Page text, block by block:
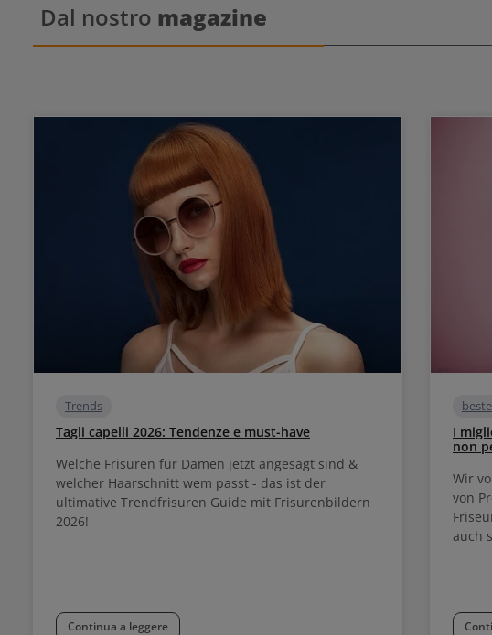
Dal nostro magazine
Trends
Tagli capelli 2026: Tendenze e must-have
Welche Frisuren für Damen jetzt angesagt sind &
welcher Haarschnitt wem passt - das ist der
ultimative Trendfrisuren Guide mit Frisurenbildern
2026!
Continua a leggere
I
non
Wir
von
auch